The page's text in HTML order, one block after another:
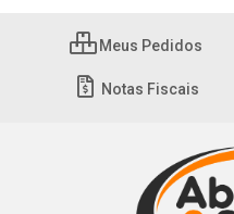
Meus Pedidos
Notas Fiscais